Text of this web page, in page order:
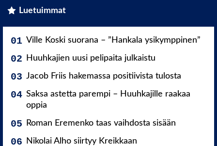
Luetuimmat
Ville Koski suorana – ”Hankala ysikymppinen”
Huuhkajien uusi pelipaita julkaistu
Jacob Friis hakemassa positiivista tulosta
Saksa astetta parempi – Huuhkajille raakaa
oppia
Roman Eremenko taas vaihdosta sisään
Nikolai Alho siirtyy Kreikkaan